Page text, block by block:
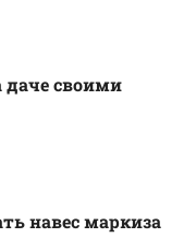
даче своими
навес маркиза